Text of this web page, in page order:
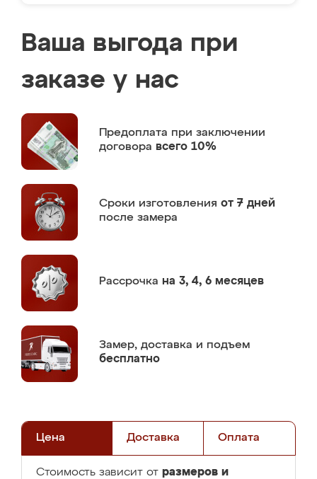
Ваша выгода при
заказе у нас
Предоплата при заключении
договора всего 10%
Сроки изготовления от 7 дней
после замера
Рассрочка на 3, 4, 6 месяцев
Замер, доставка и подъем
бесплатно
Цена Доставка Оплата
Стоимость зависит от размеров и